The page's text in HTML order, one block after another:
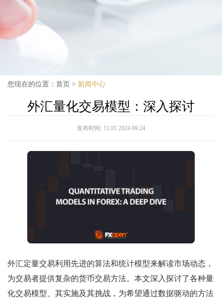
您现在的位置： 首页 > 新闻中心
外汇量化交易模型：深入探讨
发布时间: 11.01.2024 09:24
外汇定量交易利用先进的算法和统计模型来解读市场动态，
为交易者提供复杂的货币交易方法。本文深入探讨了各种量
化交易模型、其实施及其挑战，为希望通过数据驱动的方法